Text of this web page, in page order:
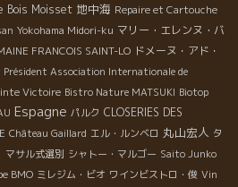
Bois Moisset 地中海 Repaire et Cartouche
Yokohama Midori-ku マリー・エレンヌ・バ
FRANCOIS SAINT-LO ドメーヌ・アド・
Président Association Internationale de
Victoire Bistro Nature MATSUKI Biotop
Espagne パルク CLOSERIES DES
Château Gaillard エル・ルンベロ 丸山宏人 タ
マサル式選別 シャトー・マルゴー Saito Junko
BMO ミレジム・ビオ ワインビストロ・俊 Vin